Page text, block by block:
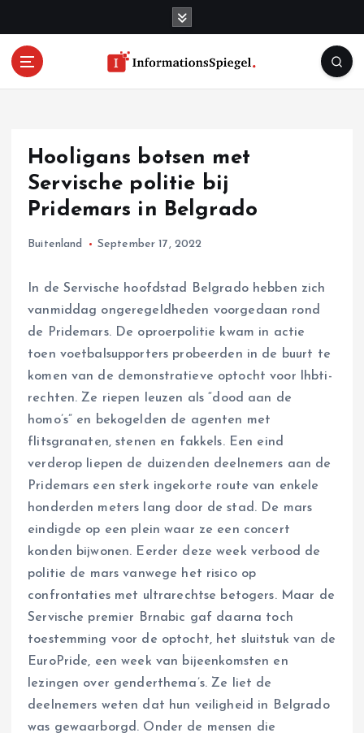
Hooligans botsen met
Servische politie bij
Pridemars in Belgrado
Buitenland September 17, 2022
In de Servische hoofdstad Belgrado hebben zich
vanmiddag ongeregeldheden voorgedaan rond
de Pridemars. De oproerpolitie kwam in actie
toen voetbalsupporters probeerden in de buurt te
komen van de demonstratieve optocht voor lhbti-
rechten. Ze riepen leuzen als “dood aan de
homo’s” en bekogelden de agenten met
flitsgranaten, stenen en fakkels. Een eind
verderop liepen de duizenden deelnemers aan de
Pridemars een sterk ingekorte route van enkele
honderden meters lang door de stad. De mars
eindigde op een plein waar ze een concert
konden bijwonen. Eerder deze week verbood de
politie de mars vanwege het risico op
confrontaties met ultrarechtse betogers. Maar de
Servische premier Brnabic gaf daarna toch
toestemming voor de optocht, het sluitstuk van de
EuroPride, een week van bijeenkomsten en
lezingen over genderthema’s. Ze liet de
deelnemers weten dat hun veiligheid in Belgrado
was gewaarborgd. Onder de mensen die